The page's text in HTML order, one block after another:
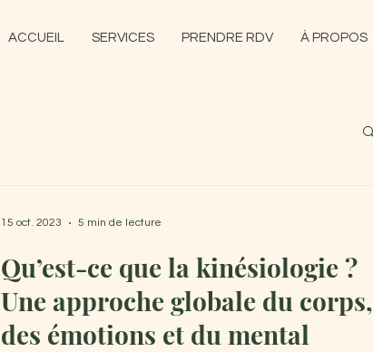
ACCUEIL SERVICES PRENDRE RDV À PROPOS
Qu’est-ce que la kinésiologie ?
Une approche globale du corps,
des émotions et du mental
15 oct. 2023 5 min de lecture